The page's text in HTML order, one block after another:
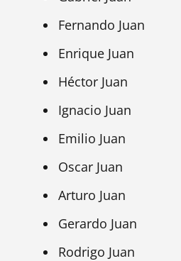
Fernando Juan
Enrique Juan
Héctor Juan
Ignacio Juan
Emilio Juan
Oscar Juan
Arturo Juan
Gerardo Juan
Rodrigo Juan